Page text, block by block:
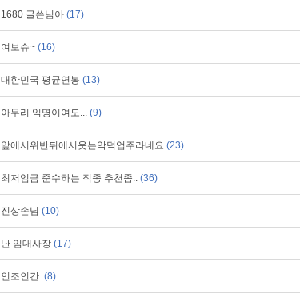
1680 글쓴님아 (17)
여보슈~ (16)
대한민국 평균연봉 (13)
아무리 익명이여도... (9)
앞에서위반뒤에서웃는악덕업주라네요 (23)
최저임금 준수하는 직종 추천좀.. (36)
진상손님 (10)
난 임대사장 (17)
인조인간. (8)